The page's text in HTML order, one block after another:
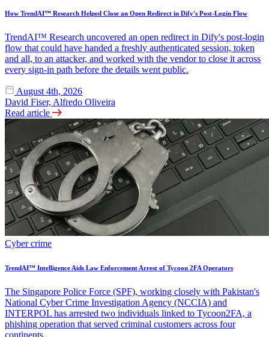
How TrendAI™ Research Helped Close an Open Redirect in Dify's Post-Login Flow
TrendAI™ Research uncovered an open redirect in Dify's post-login
flow that could have handed a freshly authenticated session, token
and all, to an attacker, and worked with the vendor to close it across
every sign-in path before the details went public.
August 4th, 2026
David Fiser, Alfredo Oliveira
Read article
Cyber crime
TrendAI™ Intelligence Aids Law Enforcement Arrest of Tycoon 2FA Operators
The Singapore Police Force (SPF), working closely with Pakistan's
National Cyber Crime Investigation Agency (NCCIA) and
INTERPOL has arrested two individuals linked to Tycoon2FA, a
phishing operation that served criminal customers across four